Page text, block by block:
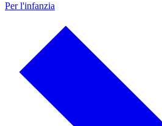
Per l'infanzia